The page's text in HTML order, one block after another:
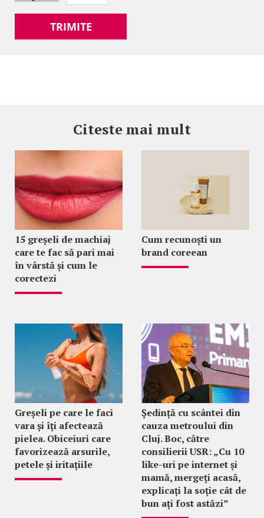
TRIMITE
Citeste mai mult
15 greșeli de machiaj
care te fac să pari mai
în vârstă și cum le
corectezi
Cum recunoști un
brand coreean
Greșeli pe care le faci
vara și îți afectează
pielea. Obiceiuri care
favorizează arsurile,
petele și iritațiile
Ședință cu scântei din
cauza metroului din
Cluj. Boc, către
consilierii USR: „Cu 10
like-uri pe internet și
mamă, mergeți acasă,
explicați la soție cât de
bun ați fost astăzi”